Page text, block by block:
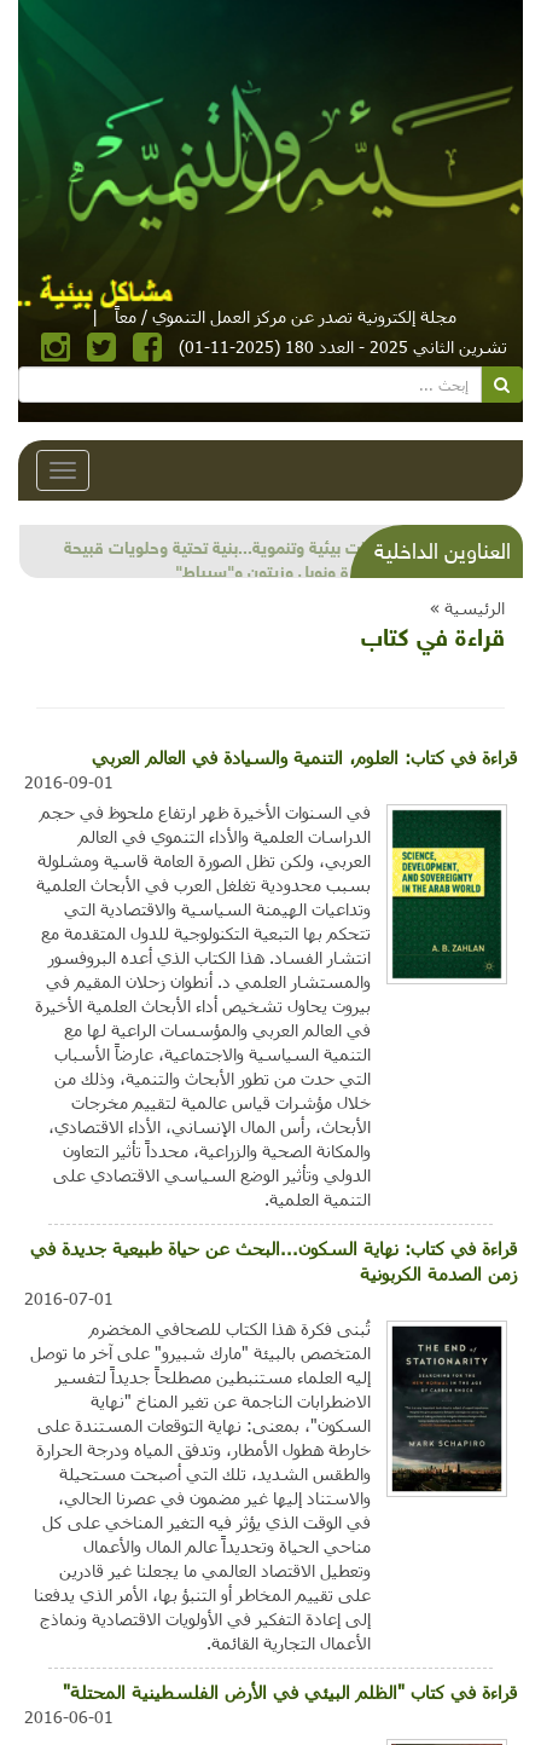
مجلة إلكترونية تصدر عن مركز العمل التنموي / معاً
|
تشرين الثاني 2025 - العدد 180 (2025-11-01)
Toggle
العناوين الداخليةشذرات بيئية وتنموية...بنية تحتية وحلويات قبيحة
وحاكورة ونوبل وزيتون و"سيباط"
الرئيسية »
قراءة في كتاب
قراءة في كتاب: العلوم، التنمية والسيادة في العالم العربي
2016-09-01
في السنوات الأخيرة ظهر ارتفاع ملحوظ في حجم
الدراسات العلمية والأداء التنموي في العالم
العربي، ولكن تظل الصورة العامة قاسية ومشلولة
بسبب محدودية تغلغل العرب في الأبحاث العلمية
وتداعيات الهيمنة السياسية والاقتصادية التي
تتحكم بها التبعية التكنولوجية للدول المتقدمة مع
انتشار الفساد. هذا الكتاب الذي أعده البروفسور
والمستشار العلمي د. أنطوان زحلان المقيم في
بيروت يحاول تشخيص أداء الأبحاث العلمية الأخيرة
في العالم العربي والمؤسسات الراعية لها مع
التنمية السياسية والاجتماعية، عارضاً الأسباب
التي حدت من تطور الأبحاث والتنمية، وذلك من
خلال مؤشرات قياس عالمية لتقييم مخرجات
الأبحاث، رأس المال الإنساني، الأداء الاقتصادي،
والمكانة الصحية والزراعية، محدداً تأثير التعاون
الدولي وتأثير الوضع السياسي الاقتصادي على
التنمية العلمية.
قراءة في كتاب: نهاية السكون...البحث عن حياة طبيعية جديدة في
زمن الصدمة الكربونية
2016-07-01
تُبنى فكرة هذا الكتاب للصحافي المخضرم
المتخصص بالبيئة "مارك شبيرو" على آخر ما توصل
إليه العلماء مستنبطين مصطلحاً جديداً لتفسير
الاضطرابات الناجمة عن تغير المناخ "نهاية
السكون"، بمعنى: نهاية التوقعات المستندة على
خارطة هطول الأمطار، وتدفق المياه ودرجة الحرارة
والطقس الشديد، تلك التي أصبحت مستحيلة
والاستناد إليها غير مضمون في عصرنا الحالي،
في الوقت الذي يؤثر فيه التغير المناخي على كل
مناحي الحياة وتحديداً عالم المال والأعمال
وتعطيل الاقتصاد العالمي ما يجعلنا غير قادرين
على تقييم المخاطر أو التنبؤ بها، الأمر الذي يدفعنا
إلى إعادة التفكير في الأولويات الاقتصادية ونماذج
الأعمال التجارية القائمة.
قراءة في كتاب "الظلم البيئي في الأرض الفلسطينية المحتلة"
2016-06-01